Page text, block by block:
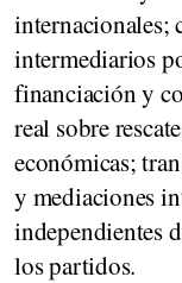
internacionales;
intermediarios
financiación y
real sobre
económicas;
y mediaciones
independientes
los partidos.